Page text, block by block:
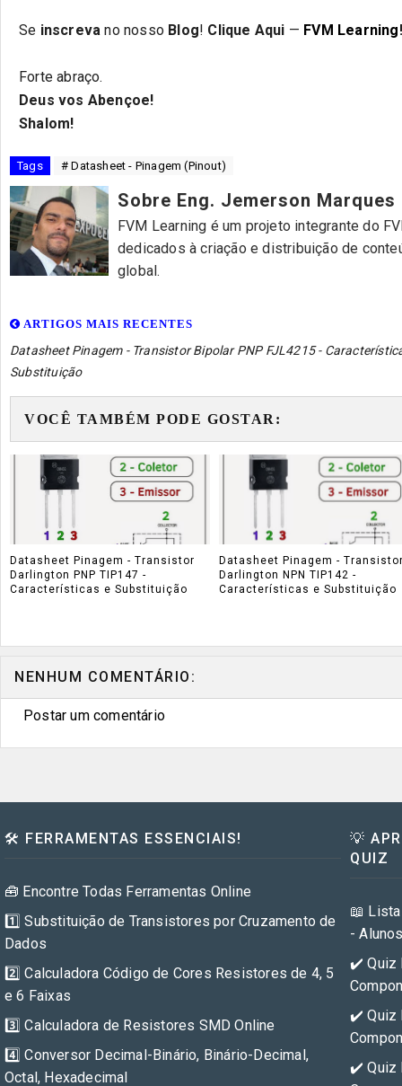
Se inscreva no nosso Blog! Clique Aqui — FVM Learning!
Forte abraço.
Deus vos Abençoe!
Shalom!
Tags # Datasheet - Pinagem (Pinout)
Sobre Eng. Jemerson Marques
FVM Learning é um projeto integrante do
dedicados à criação e distribuição de
global.
ARTIGOS MAIS RECENTES
Datasheet Pinagem - Transistor Bipolar PNP FJL4215 -
Substituição
VOCÊ TAMBÉM PODE GOSTAR:
Datasheet Pinagem - Transistor
Darlington PNP TIP147 -
Características e Substituição
Datasheet Pinagem -
Darlington NPN TIP142 -
Características e Substituição
NENHUM COMENTÁRIO:
Postar um comentário
🛠️ FERRAMENTAS ESSENCIAIS!
🧰 Encontre Todas Ferramentas Online
1️⃣ Substituição de Transistores por Cruzamento de
Dados
2️⃣ Calculadora Código de Cores Resistores de 4, 5
e 6 Faixas
3️⃣ Calculadora de Resistores SMD Online
4️⃣ Conversor Decimal-Binário, Binário-Decimal,
Octal, Hexadecimal
💡
QUIZ
📖
-
✔️ Quiz
✔️ Quiz
✔️ Quiz